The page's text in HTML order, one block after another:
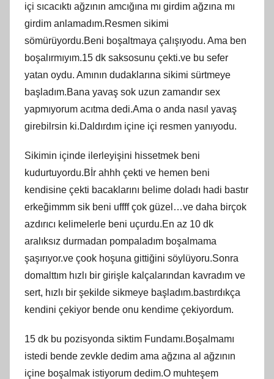
içi sıcacıktı ağzının amcığına mı girdim ağzına mı
girdim anlamadım.Resmen sikimi
sömürüyordu.Beni boşaltmaya çalışıyodu. Ama ben
boşalırmıyım.15 dk saksosunu çekti.ve bu sefer
yatan oydu. Amının dudaklarına sikimi sürtmeye
başladım.Bana yavaş sok uzun zamandır sex
yapmıyorum acıtma dedi.Ama o anda nasıl yavaş
girebilrsin ki.Daldırdım içine içi resmen yanıyodu.
Sikimin içinde ilerleyişini hissetmek beni
kudurtuyordu.Bİr ahhh çekti ve hemen beni
kendisine çekti bacaklarını belime doladı hadi bastır
erkeğimmm sik beni uffff çok güzel…ve daha birçok
azdırıcı kelimelerle beni uçurdu.En az 10 dk
aralıksız durmadan pompaladım boşalmama
şaşırıyor.ve çook hoşuna gittiğini söylüyoru.Sonra
domalttım hızlı bir girişle kalçalarından kavradım ve
sert, hızlı bir şekilde sikmeye başladım.bastırdıkça
kendini çekiyor bende onu kendime çekiyordum.
15 dk bu pozisyonda siktim Fundamı.Boşalmamı
istedi bende zevkle dedim ama ağzına al ağzının
içine boşalmak istiyorum dedim.O muhteşem